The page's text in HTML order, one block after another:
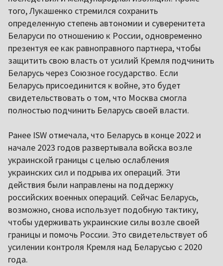
того, Лукашенко стремился сохранить
определенную степень автономии и суверенитета
Беларуси по отношению к России, одновременно
презентуя ее как равноправного партнера, чтобы
защитить свою власть от усилий Кремля подчинить
Беларусь через Союзное государство. Если
Беларусь присоединится к войне, это будет
свидетельствовать о том, что Москва смогла
полностью подчинить Беларусь своей власти.
Ранее ISW отмечала, что Беларусь в конце 2022 и
начале 2023 годов развертывала войска возле
украинской границы с целью ослабления
украинских сил и подрыва их операций. Эти
действия были направлены на поддержку
российских военных операций. Сейчас Беларусь,
возможно, снова использует подобную тактику,
чтобы удерживать украинские силы возле своей
границы и помочь России. Это свидетельствует об
усилении контроля Кремля над Беларусью с 2020
года.